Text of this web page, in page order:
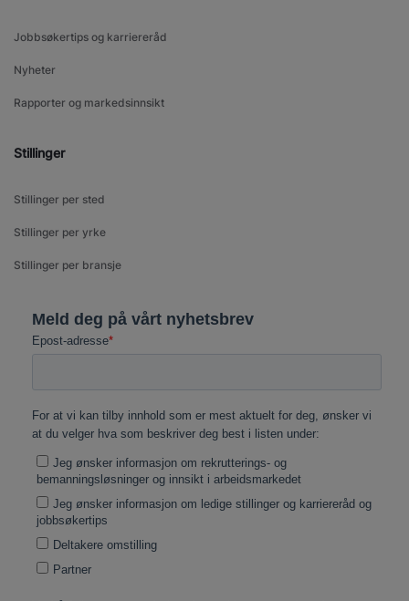
Jobbsøkertips og karriereråd
Nyheter
Rapporter og markedsinnsikt
Stillinger
Stillinger per sted
Stillinger per yrke
Stillinger per bransje